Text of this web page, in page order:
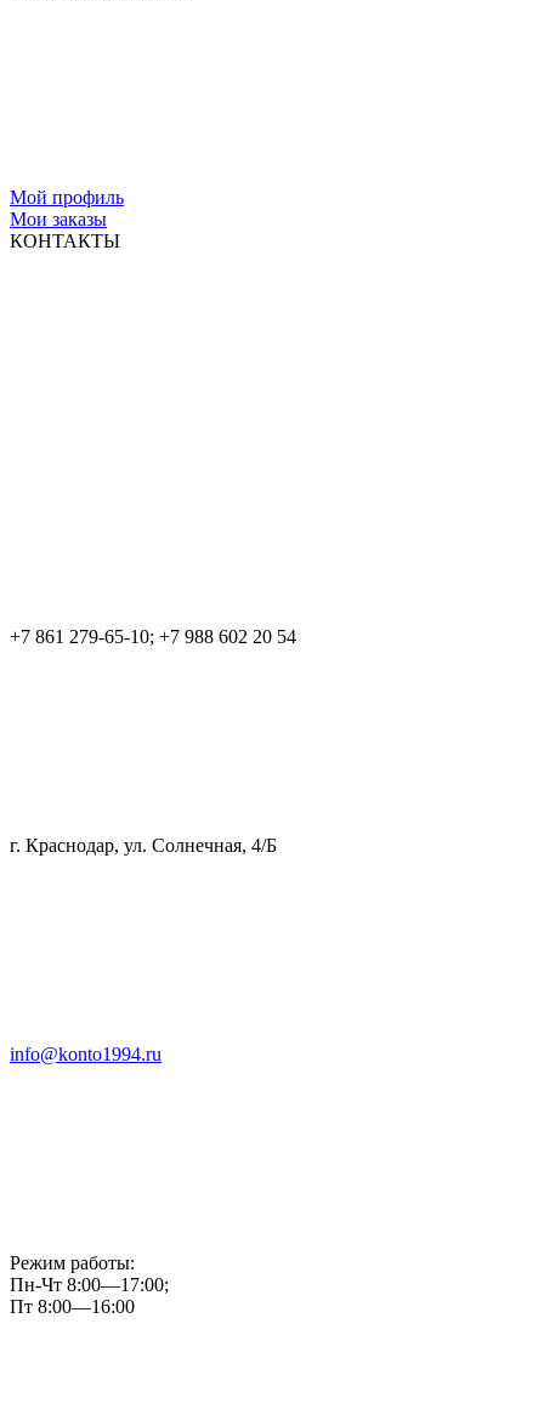
Мой профиль
Мои заказы
КОНТАКТЫ
+7 861 279-65-10; +7 988 602 20 54
г. Краснодар, ул. Солнечная, 4/Б
info@konto1994.ru
Режим работы:
Пн-Чт 8:00—17:00;
Пт 8:00—16:00